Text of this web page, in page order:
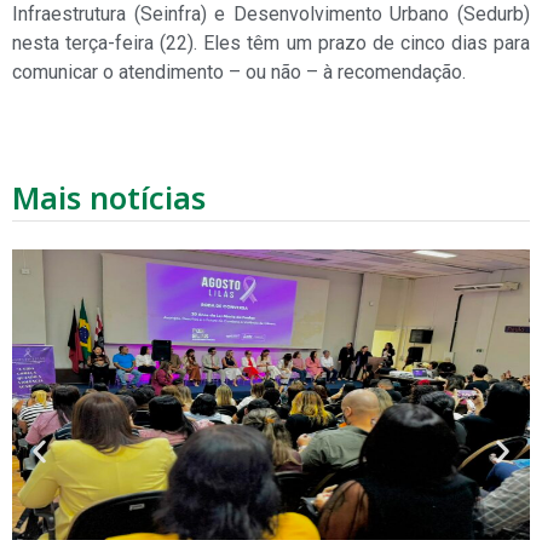
Infraestrutura (Seinfra) e Desenvolvimento Urbano (Sedurb)
nesta terça-feira (22). Eles têm um prazo de cinco dias para
comunicar o atendimento – ou não – à recomendação.
Mais notícias